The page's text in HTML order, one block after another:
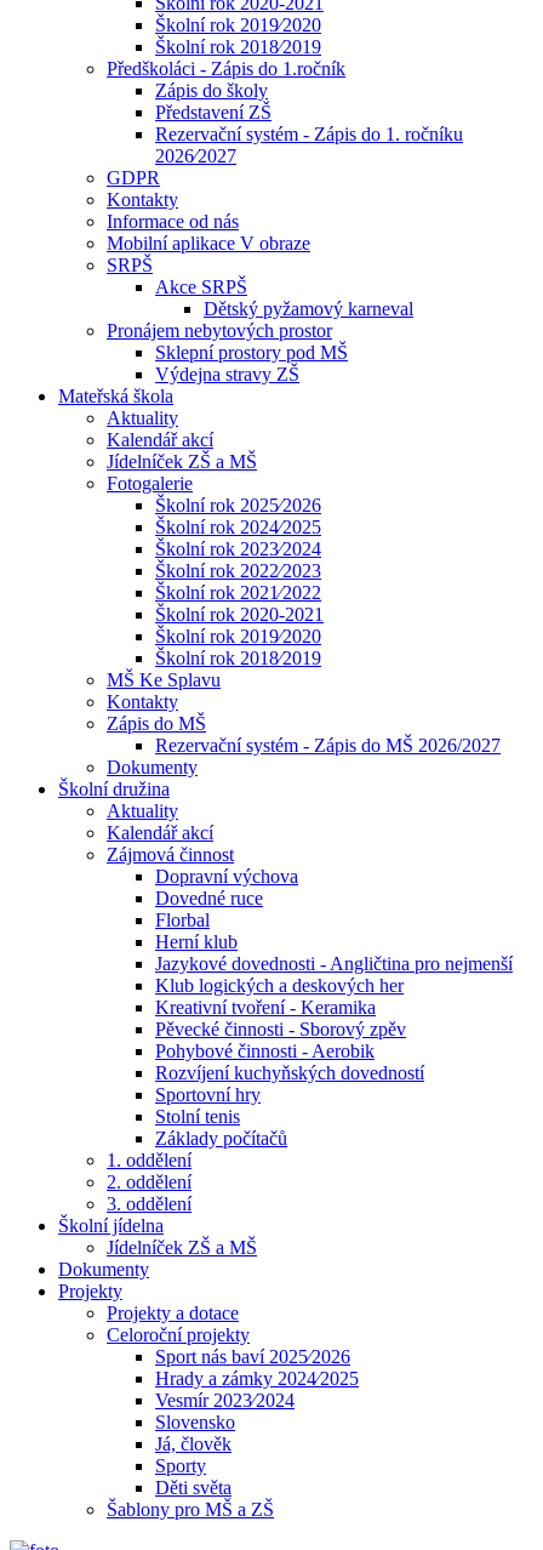
Školní rok 2019⁄2020
Školní rok 2018⁄2019
Předškoláci - Zápis do 1.ročník
Zápis do školy
Představení ZŠ
Rezervační systém - Zápis do 1. ročníku
2026⁄2027
GDPR
Kontakty
Informace od nás
Mobilní aplikace V obraze
SRPŠ
Akce SRPŠ
Dětský pyžamový karneval
Pronájem nebytových prostor
Sklepní prostory pod MŠ
Výdejna stravy ZŠ
Mateřská škola
Aktuality
Kalendář akcí
Jídelníček ZŠ a MŠ
Fotogalerie
Školní rok 2025⁄2026
Školní rok 2024⁄2025
Školní rok 2023⁄2024
Školní rok 2022⁄2023
Školní rok 2021⁄2022
Školní rok 2020-2021
Školní rok 2019⁄2020
Školní rok 2018⁄2019
MŠ Ke Splavu
Kontakty
Zápis do MŠ
Rezervační systém - Zápis do MŠ 2026/2027
Dokumenty
Školní družina
Aktuality
Kalendář akcí
Zájmová činnost
Dopravní výchova
Dovedné ruce
Florbal
Herní klub
Jazykové dovednosti - Angličtina pro nejmenší
Klub logických a deskových her
Kreativní tvoření - Keramika
Pěvecké činnosti - Sborový zpěv
Pohybové činnosti - Aerobik
Rozvíjení kuchyňských dovedností
Sportovní hry
Stolní tenis
Základy počítačů
1. oddělení
2. oddělení
3. oddělení
Školní jídelna
Jídelníček ZŠ a MŠ
Dokumenty
Projekty
Projekty a dotace
Celoroční projekty
Sport nás baví 2025⁄2026
Hrady a zámky 2024⁄2025
Vesmír 2023⁄2024
Slovensko
Já, člověk
Sporty
Děti světa
Šablony pro MŠ a ZŠ